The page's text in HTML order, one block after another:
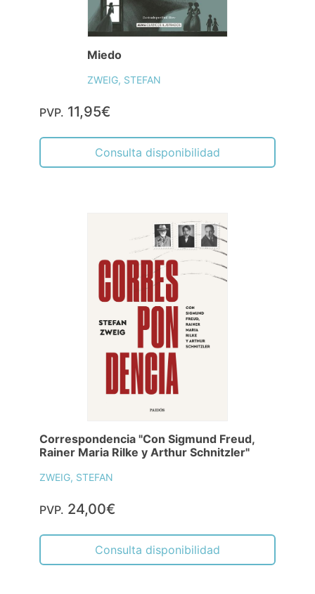
Miedo
ZWEIG, STEFAN
PVP. 11,95€
Consulta disponibilidad
Correspondencia "Con Sigmund Freud,
Rainer Maria Rilke y Arthur Schnitzler"
ZWEIG, STEFAN
PVP. 24,00€
Consulta disponibilidad